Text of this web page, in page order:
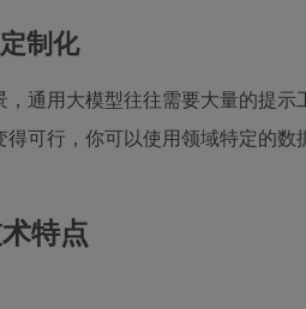
制化
通用大模型往往需要大量的提
得可行，你可以使用领域特定的
特点